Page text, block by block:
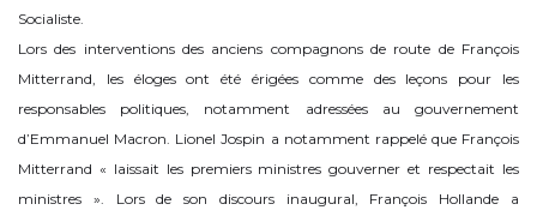
Socialiste.
Lors des interventions des anciens compagnons de route de François
Mitterrand, les éloges ont été érigées comme des leçons pour les
responsables politiques, notamment adressées au gouvernement
d’Emmanuel Macron. Lionel Jospin a notamment rappelé que François
Mitterrand « laissait les premiers ministres gouverner et respectait les
ministres ». Lors de son discours inaugural, François Hollande a